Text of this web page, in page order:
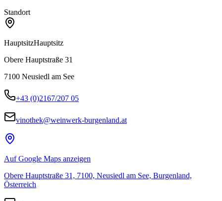
Standort
HauptsitzHauptsitz
Obere Hauptstraße 31
7100 Neusiedl am See
+43 (0)2167/207 05
vinothek@weinwerk-burgenland.at
Auf Google Maps anzeigen
Obere Hauptstraße 31, 7100, Neusiedl am See, Burgenland,
Österreich